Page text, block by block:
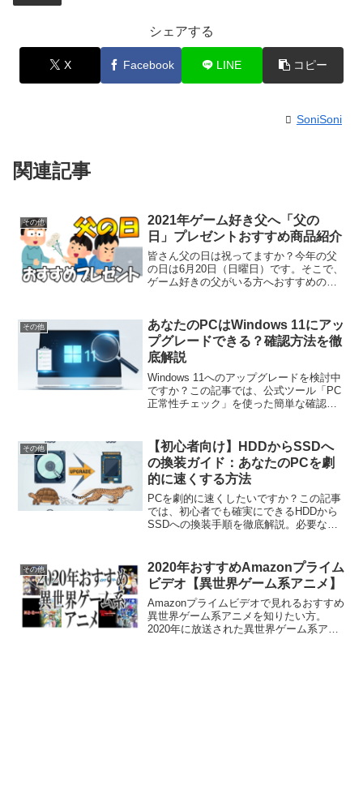
シェアする
X Facebook LINE コピー
SoniSoni
関連記事
その他
2021年ゲーム好き父へ「父の
日」プレゼントおすすめ商品紹介
皆さん父の日は祝ってますか？今年の父
の日は6月20日（日曜日）です。そこで、
ゲーム好きの父がいる方へおすすめの父
ソールゲーム好きの父へおすすめのプレ
ゼントを探してみました。
その他
あなたのPCはWindows 11にアッ
プグレードできる？確認方法を徹
底解説
Windows 11へのアップグレードを検討中
ですか？この記事では、公式ツール「PC
正常性チェック」を使った簡単な確認方
れぞれの対処法も紹介。
その他
【初心者向け】HDDからSSDへ
の換装ガイド：あなたのPCを劇
的に速くする方法
PCを劇的に速くしたいですか？この記事
では、初心者でも確実にできるHDDから
SSDへの換装手順を徹底解説。必要な道
すくガイドします。
その他
2020年おすすめAmazonプライム
ビデオ【異世界ゲーム系アニメ】
Amazonプライムビデオで見れるおすすめ
異世界ゲーム系アニメを知りたい方。
2020年に放送された異世界ゲーム系アニ